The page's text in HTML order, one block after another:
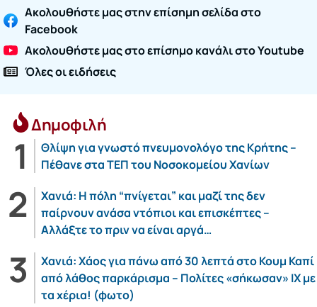
Ακολουθήστε μας στην επίσημη σελίδα στο
Facebook
Ακολουθήστε μας στο επίσημο κανάλι στο Youtube
Όλες οι ειδήσεις
Δημοφιλή
Θλίψη για γνωστό πνευμονολόγο της Κρήτης –
Πέθανε στα ΤΕΠ του Νοσοκομείου Χανίων
Χανιά: Η πόλη “πνίγεται” και μαζί της δεν
παίρνουν ανάσα ντόπιοι και επισκέπτες –
Αλλάξτε το πριν να είναι αργά…
Χανιά: Χάος για πάνω από 30 λεπτά στο Κουμ Καπί
από λάθος παρκάρισμα – Πολίτες «σήκωσαν» ΙΧ με
τα χέρια! (φωτο)